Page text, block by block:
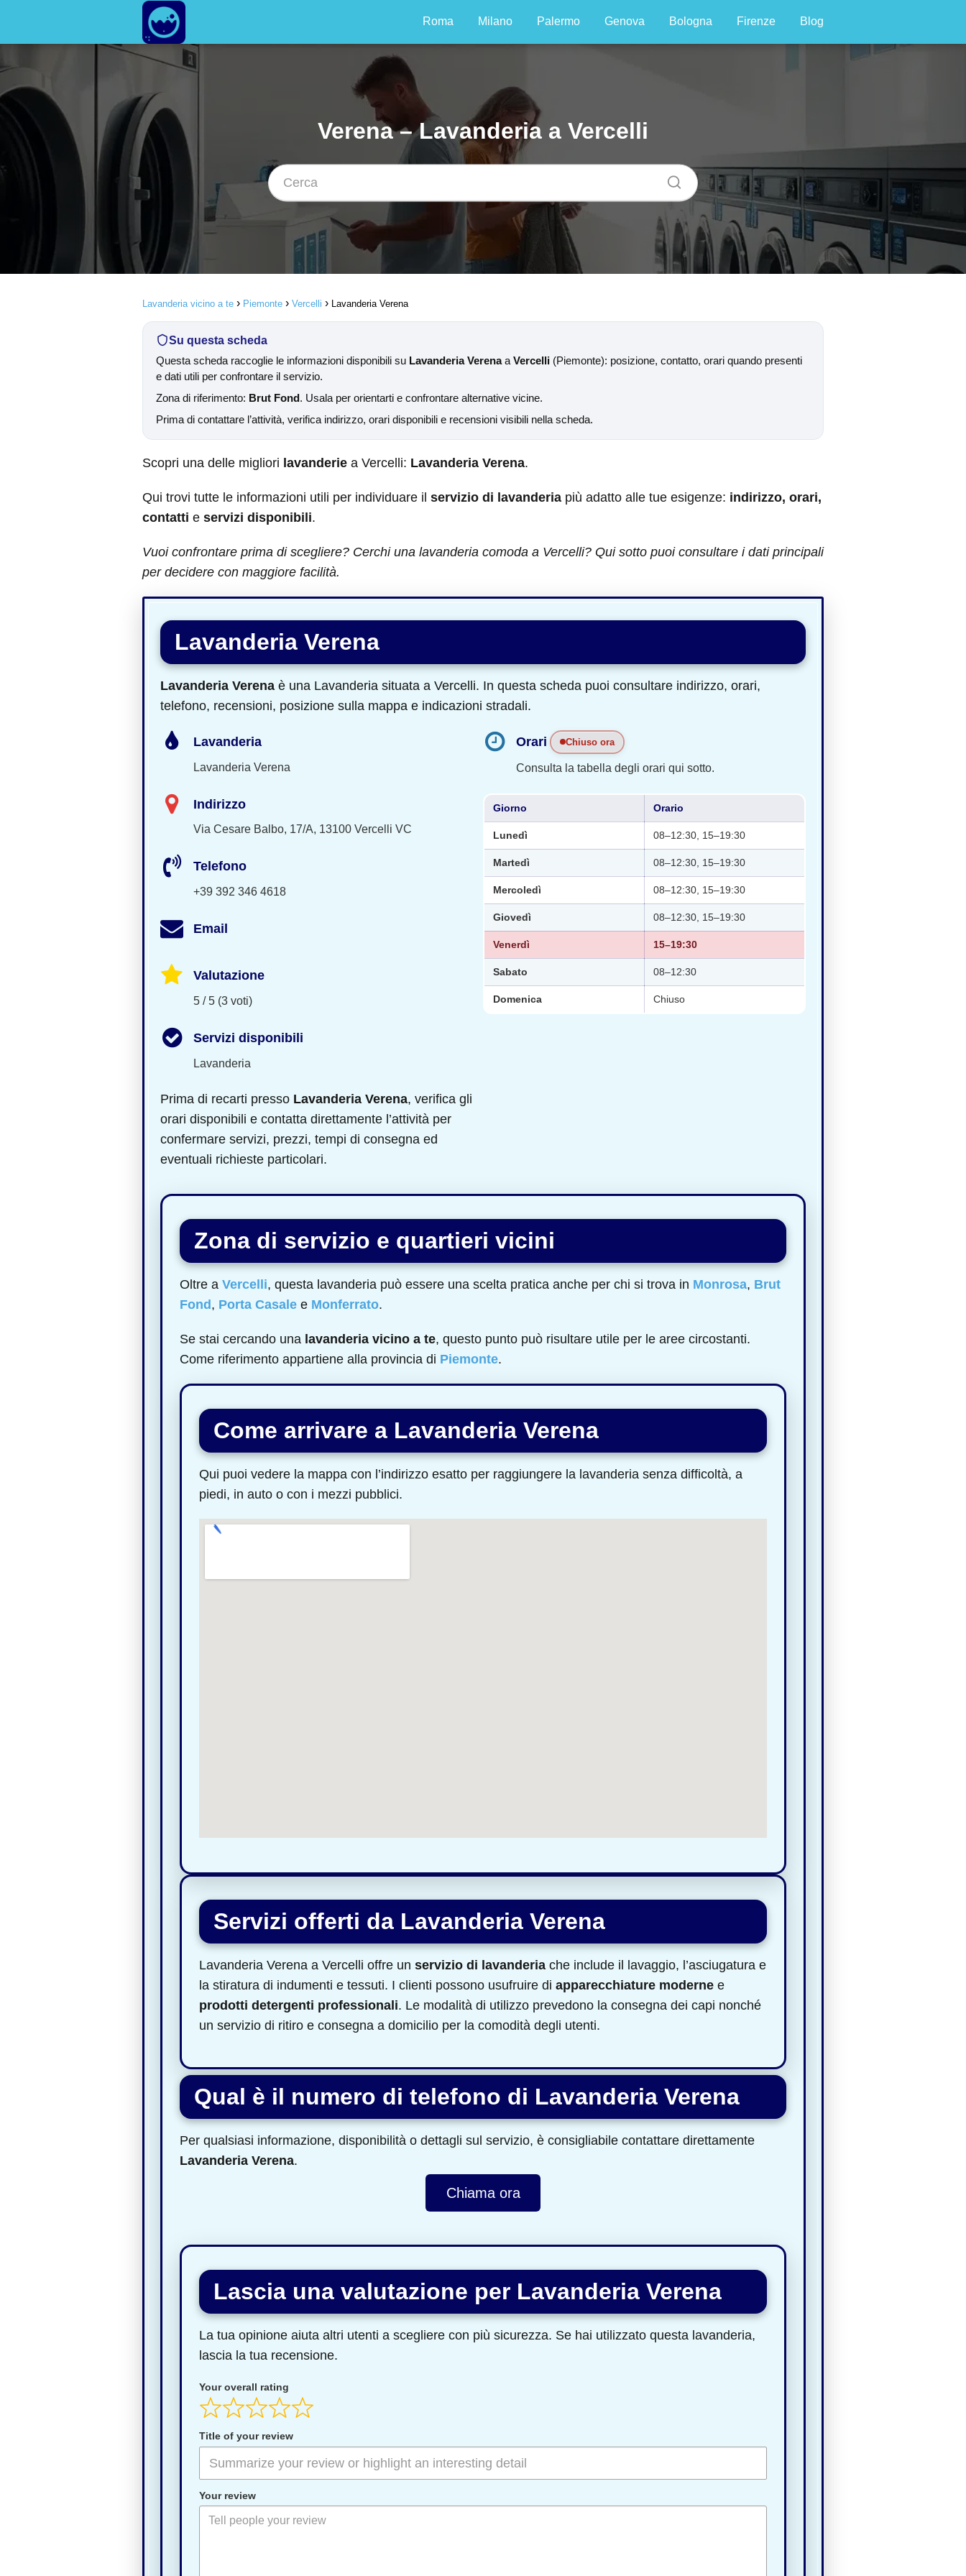
Roma Milano Palermo Genova Bologna Firenze Blog
Verena – Lavanderia a Vercelli
Lavanderia vicino a te Piemonte Vercelli Lavanderia Verena
Su questa scheda
Questa scheda raccoglie le informazioni disponibili su Lavanderia Verenaa Vercelli (Piemonte): posizione, contatto, orari quando presenti
e dati utili per confrontare il servizio.
Zona di riferimento: Brut Fond. Usala per orientarti e confrontare alternative vicine.
Prima di contattare l’attività, verifica indirizzo, orari disponibili e recensioni visibili nella scheda.
Scopri una delle migliori lavanderie a Vercelli: Lavanderia Verena.
Qui trovi tutte le informazioni utili per individuare il servizio di lavanderia più adatto alle tue esigenze: indirizzo, orari,
contatti e servizi disponibili.
Vuoi confrontare prima di scegliere? Cerchi una lavanderia comoda a Vercelli? Qui sotto puoi consultare i dati principali
per decidere con maggiore facilità.
Lavanderia Verena
Lavanderia Verena è una Lavanderia situata a Vercelli. In questa scheda puoi consultare indirizzo, orari,
telefono, recensioni, posizione sulla mappa e indicazioni stradali.
Lavanderia
Lavanderia Verena
Indirizzo
Via Cesare Balbo, 17/A, 13100 Vercelli VC
Telefono
+39 392 346 4618
Email
Valutazione
5 / 5 (3 voti)
Servizi disponibili
Lavanderia
Prima di recarti presso Lavanderia Verena, verifica gli
orari disponibili e contatta direttamente l’attività per
confermare servizi, prezzi, tempi di consegna ed
eventuali richieste particolari.
Orari Chiuso ora
Consulta la tabella degli orari qui sotto.
Giorno Orario
Lunedì 08–12:30, 15–19:30
Martedì 08–12:30, 15–19:30
Mercoledì 08–12:30, 15–19:30
Giovedì 08–12:30, 15–19:30
Venerdì 15–19:30
Sabato 08–12:30
Domenica Chiuso
Zona di servizio e quartieri vicini
Oltre a Vercelli, questa lavanderia può essere una scelta pratica anche per chi si trova in Monrosa, Brut
Fond, Porta Casale e Monferrato.
Se stai cercando una lavanderia vicino a te, questo punto può risultare utile per le aree circostanti.
Come riferimento appartiene alla provincia di Piemonte.
Come arrivare a Lavanderia Verena
Qui puoi vedere la mappa con l’indirizzo esatto per raggiungere la lavanderia senza difficoltà, a
piedi, in auto o con i mezzi pubblici.
Servizi offerti da Lavanderia Verena
Lavanderia Verena a Vercelli offre un servizio di lavanderia che include il lavaggio, l’asciugatura e
la stiratura di indumenti e tessuti. I clienti possono usufruire di apparecchiature moderne e
prodotti detergenti professionali. Le modalità di utilizzo prevedono la consegna dei capi nonché
un servizio di ritiro e consegna a domicilio per la comodità degli utenti.
Qual è il numero di telefono di Lavanderia Verena
Per qualsiasi informazione, disponibilità o dettagli sul servizio, è consigliabile contattare direttamente
Lavanderia Verena.
Chiama ora
Lascia una valutazione per Lavanderia Verena
La tua opinione aiuta altri utenti a scegliere con più sicurezza. Se hai utilizzato questa lavanderia,
lascia la tua recensione.
Your overall rating
Title of your review
Your review